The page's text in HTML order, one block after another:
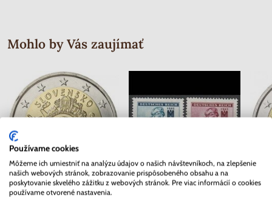
Mohlo by Vás zaujímať
2 EURO Slovensko 2012 - 10.
Používame cookies
Môžeme ich umiestniť na analýzu údajov o našich návštevníkoch, na zlepšenie
našich webových stránok, zobrazovanie prispôsobeného obsahu a na
poskytovanie skvelého zážitku z webových stránok. Pre viac informácií o cookies
používame otvorené nastavenia.